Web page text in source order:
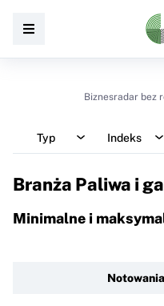
Biznesradar bez
Typ Indeks
Branża Paliwa i
Minimalne i